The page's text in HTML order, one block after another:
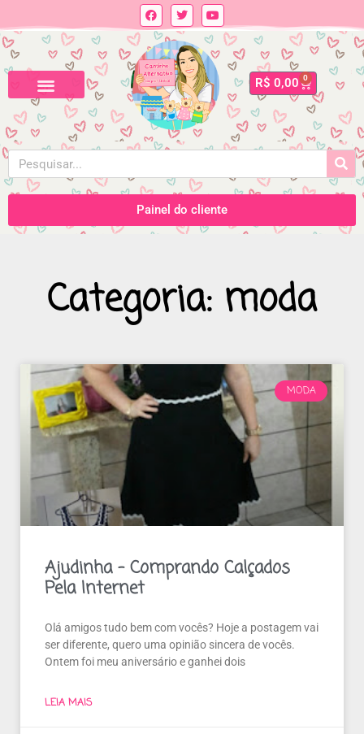
R$ 0,00 0
Painel do cliente
Categoria: moda
MODA
Ajudinha – Comprando Calçados
Pela Internet
Olá amigos tudo bem com vocês? Hoje a postagem vai
ser diferente, quero uma opinião sincera de vocês.
Ontem foi meu aniversário e ganhei dois
LEIA MAIS